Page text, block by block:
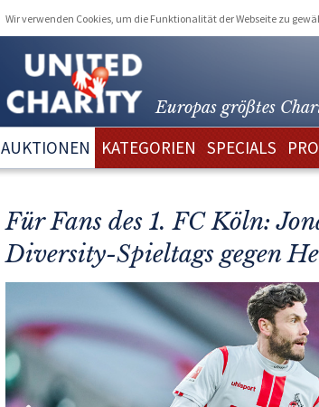
Wir verwenden Cookies, um die Funktionalität der Webseite zu
Europas größtes
AUKTIONEN KATEGORIEN SPECIALS
Für Fans des 1. FC Köln:
Diversity-Spieltags gegen